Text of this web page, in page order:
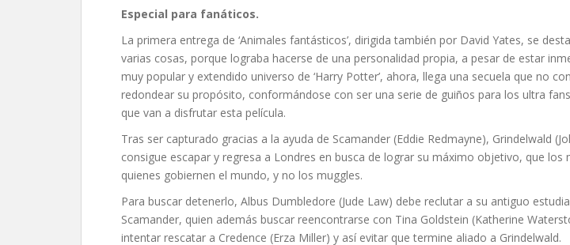
Especial para fanáticos.
La primera entrega de ‘Animales fantásticos’, dirigida también por David Yates, se
varias cosas, porque lograba hacerse de una personalidad propia, a pesar de estar
muy popular y extendido universo de ‘Harry Potter’, ahora, llega una secuela que no
redondear su propósito, conformándose con ser una serie de guiños para los ultra
que van a disfrutar esta película.
Tras ser capturado gracias a la ayuda de Scamander (Eddie Redmayne), Grindelwald
consigue escapar y regresa a Londres en busca de lograr su máximo objetivo, que los
quienes gobiernen el mundo, y no los muggles.
Para buscar detenerlo, Albus Dumbledore (Jude Law) debe reclutar a su antiguo
Scamander, quien además buscar reencontrarse con Tina Goldstein (Katherine
intentar rescatar a Credence (Erza Miller) y así evitar que termine aliado a Grindelwald.